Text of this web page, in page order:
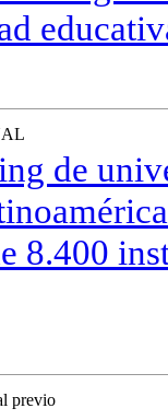
de
8.400
previo